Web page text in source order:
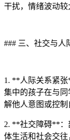
干扰，情绪波动较
### 三、社交与人
1. **人际关系紧
集中的孩子在与
解他人意图或控制
2. **社交障碍**：
体生活和社会交往